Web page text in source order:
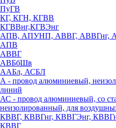
ПуГВ
КГ, КГН, КГВВ
КГВВнг,КГВЭнг
АПВ, АПУНП, АВВГ, АВВГнг,
АПВ
АВВГ
АВБбШв
ААБл, АСБЛ
А - провод алюминиевый,
линий
АС - провод алюминиевый, со
неизолированный, для
КВВГ, КВВГнг, КВВГЭнг,
КВВГ